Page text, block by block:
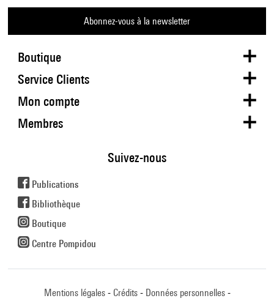
Boutique
Abonnez-vous à la newsletter
Service Clients
Mon compte
Membres
Suivez-nous
Publications
Bibliothèque
Boutique
Centre Pompidou
Mentions légales Crédits Données personnelles